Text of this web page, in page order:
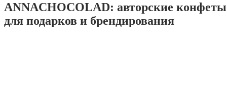
ANNACHOCOLAD: авторские
для подарков и брендирования